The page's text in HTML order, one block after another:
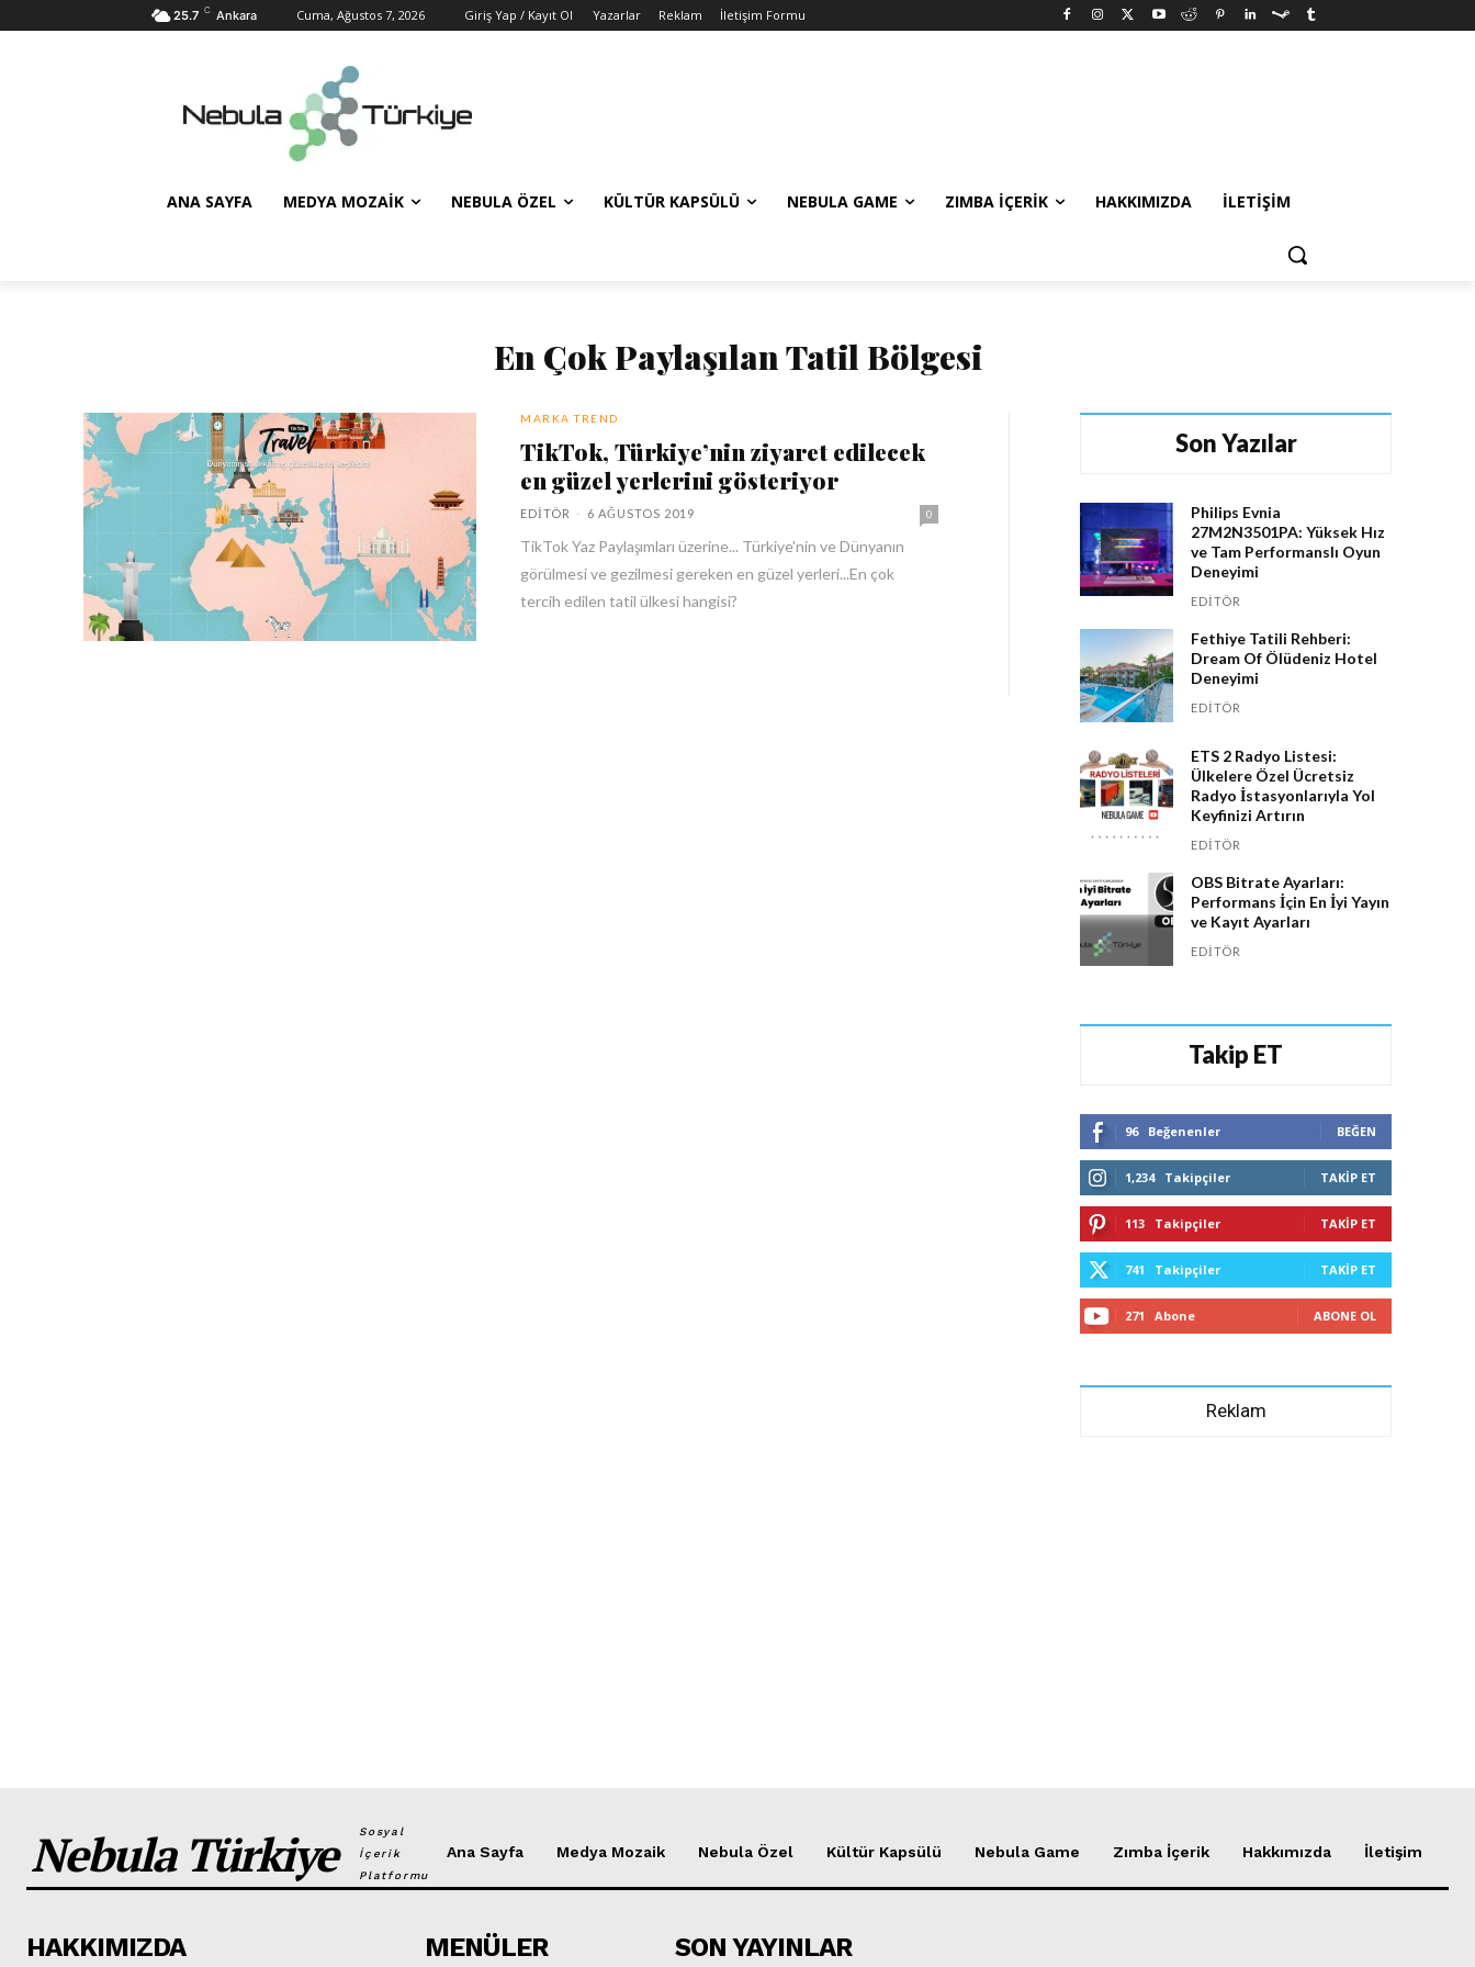
25.7 C Ankara Cuma, Ağustos 7, 2026 Giriş Yap / Kayıt Ol Yazarlar Reklam İletişim Formu
ANA SAYFA MEDYA MOZAIK NEBULA ÖZEL KÜLTÜR KAPSÜLÜ NEBULA GAME ZIMBA İÇERIK HAKKIMIZDA İLETIŞIM
En Çok Paylaşılan Tatil Bölgesi
MARKA TREND
TikTok, Türkiye’nin ziyaret edilecek
en güzel yerlerini gösteriyor
EDITÖR - 6 AĞUSTOS 2019 0
TikTok Yaz Paylaşımları üzerine... Türkiye'nin ve Dünyanın
görülmesi ve gezilmesi gereken en güzel yerleri...En çok
tercih edilen tatil ülkesi hangisi?
Son Yazılar
Philips Evnia
27M2N3501PA: Yüksek Hız
ve Tam Performanslı Oyun
Deneyimi
EDITÖR
Fethiye Tatili Rehberi:
Dream Of Ölüdeniz Hotel
Deneyimi
EDITÖR
ETS 2 Radyo Listesi:
Ülkelere Özel Ücretsiz
Radyo İstasyonlarıyla Yol
Keyfinizi Artırın
EDITÖR
OBS Bitrate Ayarları:
Performans İçin En İyi Yayın
ve Kayıt Ayarları
EDITÖR
Takip ET
96 Beğenenler BEĞEN
1,234 Takipçiler TAKIP ET
113 Takipçiler TAKIP ET
741 Takipçiler TAKIP ET
271 Abone ABONE OL
Reklam
Nebula Türkiye
Sosyal
İçerik
Platformu
Ana Sayfa Medya Mozaik Nebula Özel Kültür Kapsülü Nebula Game Zımba İçerik Hakkımızda İletişim
HAKKIMIZDA MENÜLER SON YAYINLAR